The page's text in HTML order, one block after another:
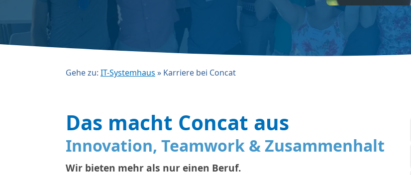
Gehe zu: IT-Systemhaus » Karriere bei Concat
Das macht Concat aus
Innovation, Teamwork & Zusammenhalt
Wir bieten mehr als nur einen Beruf.